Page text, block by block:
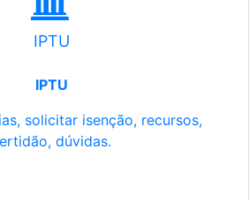
IPTU
IPTU
solicitar isenção, recursos,
dúvidas.